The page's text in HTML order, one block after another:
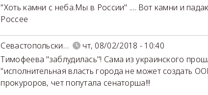
"Хоть камни с неба.Мы в России" .... Вот камни и
Россее
Севастопольски…
чт, 08/02/2018 - 10:40
Тимофеева "заблудилась"! Сама из украинского
"исполнительная власть города не может создать
прокуроров, чет попутала сенаторша!!!